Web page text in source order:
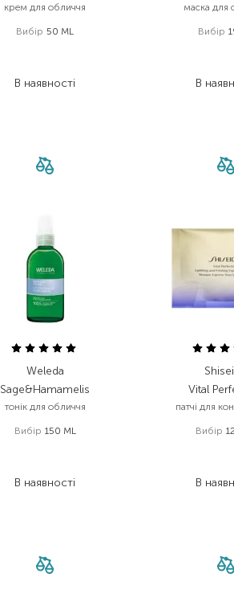
крем для обличчя
Вибір 50 ML
В наявності
маска для
Вибір
В
Weleda
Sage&Hamamelis
тонік для обличчя
Вибір 150 ML
В наявності
Vital
патчі для
Вибір
В